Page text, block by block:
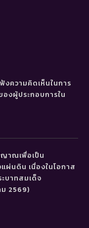
งความคิดเห็นในการ
งผู้ประกอบการใน
าณเพื่อเป็น
ผ่นดิน เนื่องในโอกาส
บาทสมเด็จ
2569)